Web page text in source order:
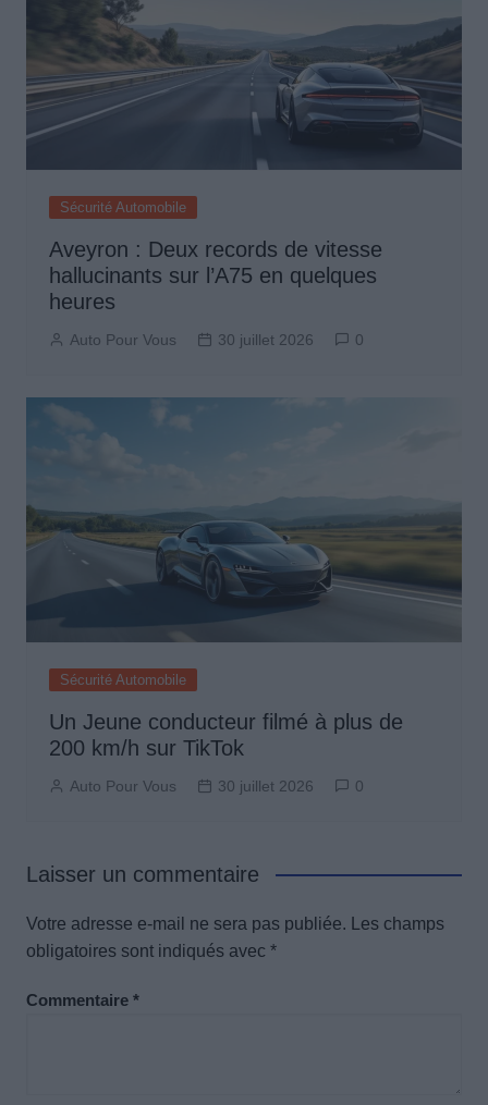
Sécurité Automobile
Aveyron : Deux records de vitesse
hallucinants sur l’A75 en quelques
heures
Auto Pour Vous 30 juillet 2026 0
Sécurité Automobile
Un Jeune conducteur filmé à plus de
200 km/h sur TikTok
Auto Pour Vous 30 juillet 2026 0
Laisser un commentaire
Votre adresse e-mail ne sera pas publiée.
Les champs
obligatoires sont indiqués avec *
Commentaire *